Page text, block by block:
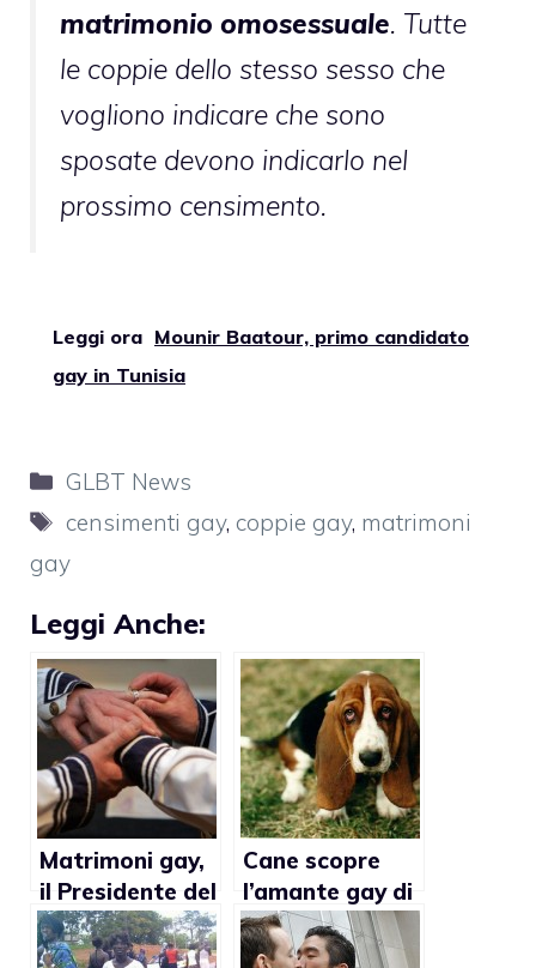
matrimonio omosessuale. Tutte
le coppie dello stesso sesso che
vogliono indicare che sono
sposate devono indicarlo nel
prossimo censimento.
Leggi ora Mounir Baatour, primo candidato
gay in Tunisia
Categorie
GLBT News
Tag
censimenti gay, coppie gay, matrimoni
gay
Leggi Anche:
Matrimoni gay,
il Presidente del
Censis: no alla
condificazione
Cane scopre
l’amante gay di
un uomo
sposato